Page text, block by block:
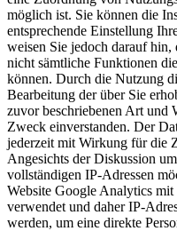
möglich ist. Sie können die
entsprechende Einstellung
weisen Sie jedoch darauf hin,
nicht sämtliche Funktionen
können. Durch die Nutzung
Bearbeitung der über Sie
zuvor beschriebenen Art und
Zweck einverstanden. Der
jederzeit mit Wirkung für die
Angesichts der Diskussion
vollständigen IP-Adressen
Website Google Analytics
verwendet und daher IP-
werden, um eine direkte